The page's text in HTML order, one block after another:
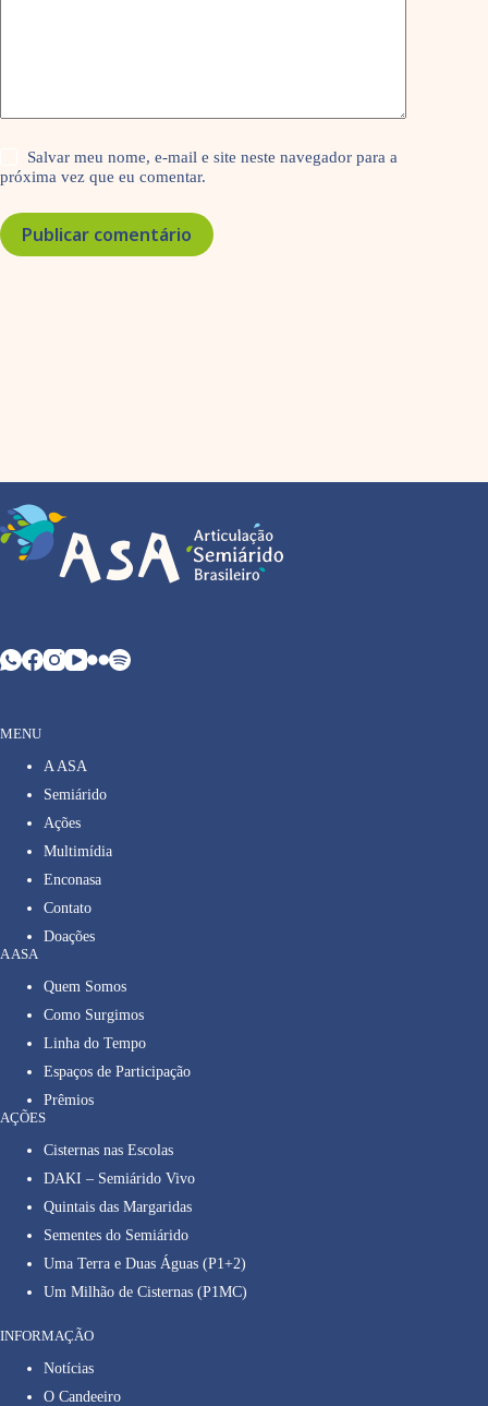
Salvar meu nome, e-mail e site neste navegador para a
próxima vez que eu comentar.
Publicar comentário
MENU
A ASA
Semiárido
Ações
Multimídia
Enconasa
Contato
Doações
A ASA
Quem Somos
Como Surgimos
Linha do Tempo
Espaços de Participação
Prêmios
AÇÕES
Cisternas nas Escolas
DAKI – Semiárido Vivo
Quintais das Margaridas
Sementes do Semiárido
Uma Terra e Duas Águas (P1+2)
Um Milhão de Cisternas (P1MC)
INFORMAÇÃO
Notícias
O Candeeiro